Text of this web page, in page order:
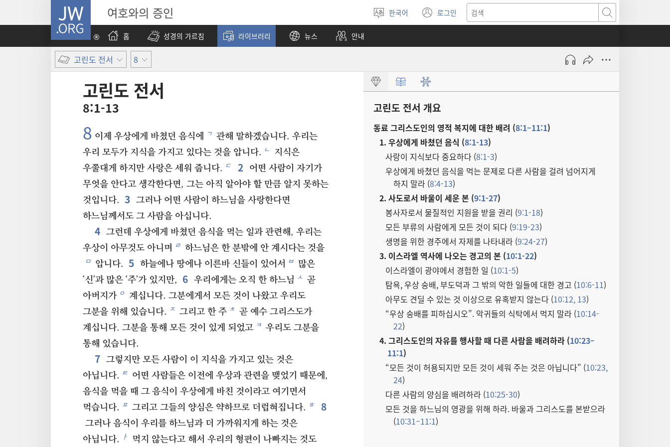
JW.ORG 여호와의 증인
언어
선택
한국어 로그인
(새로운
창
검색
홈
성경의 가르침 라이브러리 뉴스 안내
고린도 전서 8
고린도 전서
8:1-13
8 이제 우상에게 바쳤던 음식에 ㄱ 관해 말하겠습니다. 우리는
우리 모두가 지식을 가지고 있다는 것을 압니다. ㄴ 지식은
우쭐대게 하지만 사랑은 세워 줍니다. ㄷ 2
어떤 사람이 자기가
무엇을 안다고 생각한다면, 그는 아직 알아야 할 만큼 알지 못하는
것입니다. 3 그러나 어떤 사람이 하느님을 사랑한다면
하느님께서도 그 사람을 아십니다.
4 그런데 우상에게 바쳤던 음식을 먹는 일과 관련해, 우리는
우상이 아무것도 아니며 ㄹ 하느님은 한 분밖에 안 계시다는 것을
ㅁ 압니다. 5 하늘에나 땅에나 이른바 신들이 있어서 ㅂ 많은
‘신’과 많은 ‘주’가 있지만,
6 우리에게는 오직 한 하느님 ㅅ 곧
아버지가 ㅇ 계십니다. 그분에게서 모든 것이 나왔고 우리도
그분을 위해 있습니다. ㅈ 그리고 한 주 ㅊ 곧 예수 그리스도가
계십니다. 그분을 통해 모든 것이 있게 되었고 ㅋ 우리도 그분을
통해 있습니다.
7 그렇지만 모든 사람이 이 지식을 가지고 있는 것은
아닙니다. ㅌ 어떤 사람들은 이전에 우상과 관련을 맺었기 때문에,
음식을 먹을 때 그 음식이 우상에게 바친 것이라고 여기면서
먹습니다. ㅍ 그리고 그들의 양심은 약하므로 더럽혀집니다. ㅎ 8
그러나 음식이 우리를 하느님과 더 가까워지게 하는 것은
아닙니다. ㅏ 먹지 않는다고 해서 우리의 형편이 나빠지는 것도
고린도 전서 개요
동료 그리스도인의 영적 복지에 대한 배려 (8:1–11:1)
1. 우상에게 바쳤던 음식 (8:1-13)
사랑이 지식보다 중요하다 (8:1-3)
우상에게 바쳤던 음식을 먹는 문제로 다른 사람을 걸려 넘어지게
하지 말라 (8:4-13)
2. 사도로서 바울이 세운 본 (9:1-27)
봉사자로서 물질적인 지원을 받을 권리 (9:1-18)
모든 부류의 사람에게 모든 것이 되다 (9:19-23)
생명을 위한 경주에서 자제를 나타내라 (9:24-27)
3. 이스라엘 역사에 나오는 경고의 본 (10:1-22)
이스라엘이 광야에서 경험한 일 (10:1-5)
탐욕, 우상 숭배, 부도덕과 그 밖의 악한 일들에 대한 경고 (10:6-11)
아무도 견딜 수 있는 것 이상으로 유혹받지 않는다 (10:12, 13)
“우상 숭배를 피하십시오”. 악귀들의 식탁에서 먹지 말라 (10:14-
22)
4. 그리스도인의 자유를 행사할 때 다른 사람을 배려하라 (10:23–
11:1)
“모든 것이 허용되지만 모든 것이 세워 주는 것은 아닙니다” (10:23,
24)
다른 사람의 양심을 배려하라 (10:25-30)
모든 것을 하느님의 영광을 위해 하라. 바울과 그리스도를 본받으라
(10:31–11:1)